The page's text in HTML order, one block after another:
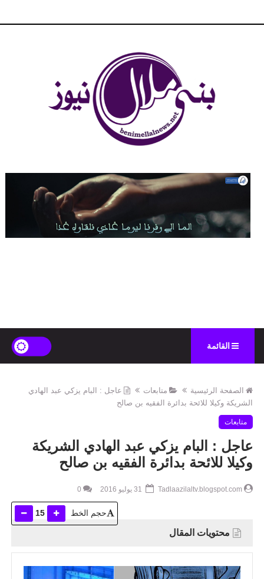
القائمة
الصفحة الرئيسية متابعات
عاجل : البام يزكي عبد الهادي
الشريكة وكيلا للائحة بدائرة الفقيه بن صالح
متابعات
عاجل : البام يزكي عبد الهادي الشريكة
وكيلا للائحة بدائرة الفقيه بن صالح
Tadlaazilaltv.blogspot.com
0
حجم الخط 15
محتويات المقال